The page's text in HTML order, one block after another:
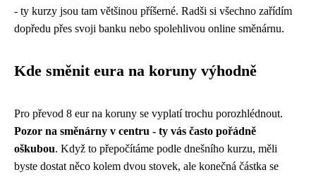
- ty kurzy jsou tam většinou příšerné. Radši si všechno zařídím
dopředu přes svoji banku nebo spolehlivou online směnárnu.
Kde směnit eura na koruny výhodně
Pro převod 8 eur na koruny se vyplatí trochu porozhlédnout.
Pozor na směnárny v centru - ty vás často pořádně
oškubou. Když to přepočítáme podle dnešního kurzu, měli
byste dostat něco kolem dvou stovek, ale konečná částka se